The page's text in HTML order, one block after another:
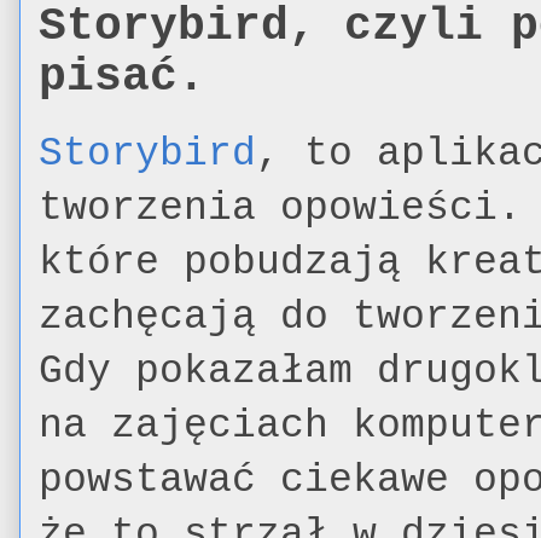
Storybird, czyli
pisać.
Storybird , to
tworzenia opowieści.
które pobudzają
zachęcają do
Gdy pokazałam
na zajęciach
powstawać ciekawe